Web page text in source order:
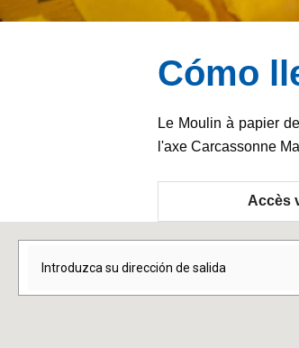
Cómo
Le Moulin à papier
l'axe Carcassonne
Accès